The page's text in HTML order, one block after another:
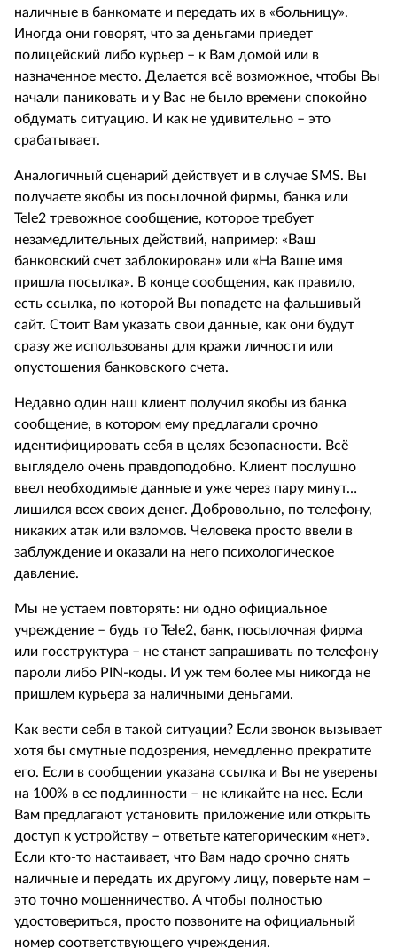
наличные в банкомате и передать их в «больницу».
Иногда они говорят, что за деньгами приедет
полицейский либо курьер – к Вам домой или в
назначенное место. Делается всё возможное, чтобы Вы
начали паниковать и у Вас не было времени спокойно
обдумать ситуацию. И как не удивительно – это
срабатывает.
Аналогичный сценарий действует и в случае SMS. Вы
получаете якобы из посылочной фирмы, банка или
Tele2 тревожное сообщение, которое требует
незамедлительных действий, например: «Ваш
банковский счет заблокирован» или «На Ваше имя
пришла посылка». В конце сообщения, как правило,
есть ссылка, по которой Вы попадете на фальшивый
сайт. Стоит Вам указать свои данные, как они будут
сразу же использованы для кражи личности или
опустошения банковского счета.
Недавно один наш клиент получил якобы из банка
сообщение, в котором ему предлагали срочно
идентифицировать себя в целях безопасности. Всё
выглядело очень правдоподобно. Клиент послушно
ввел необходимые данные и уже через пару минут…
лишился всех своих денег. Добровольно, по телефону,
никаких атак или взломов. Человека просто ввели в
заблуждение и оказали на него психологическое
давление.
Мы не устаем повторять: ни одно официальное
учреждение – будь то Tele2, банк, посылочная фирма
или госструктура – не станет запрашивать по телефону
пароли либо PIN-коды. И уж тем более мы никогда не
пришлем курьера за наличными деньгами.
Как вести себя в такой ситуации? Если звонок вызывает
хотя бы смутные подозрения, немедленно прекратите
его. Если в сообщении указана ссылка и Вы не уверены
на 100% в ее подлинности – не кликайте на нее. Если
Вам предлагают установить приложение или открыть
доступ к устройству – ответьте категорическим «нет».
Если кто-то настаивает, что Вам надо срочно снять
наличные и передать их другому лицу, поверьте нам –
это точно мошенничество. А чтобы полностью
удостовериться, просто позвоните на официальный
номер соответствующего учреждения.